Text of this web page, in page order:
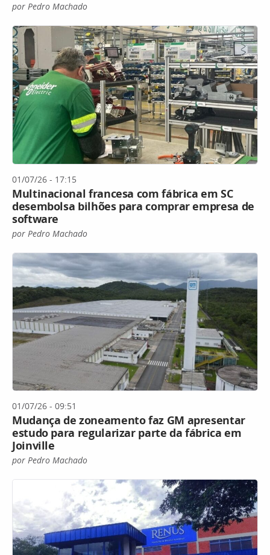
por Pedro Machado
01/07/26 - 17:15
Multinacional francesa com fábrica em SC
desembolsa bilhões para comprar empresa de
software
por Pedro Machado
01/07/26 - 09:51
Mudança de zoneamento faz GM apresentar
estudo para regularizar parte da fábrica em
Joinville
por Pedro Machado